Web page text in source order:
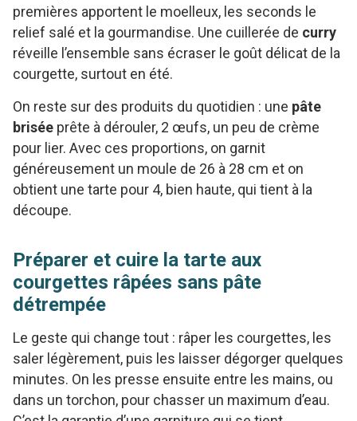
premières apportent le moelleux, les seconds le
relief salé et la gourmandise. Une cuillerée de curry
réveille l’ensemble sans écraser le goût délicat de la
courgette, surtout en été.
On reste sur des produits du quotidien : une pâte
brisée prête à dérouler, 2 œufs, un peu de crème
pour lier. Avec ces proportions, on garnit
généreusement un moule de 26 à 28 cm et on
obtient une tarte pour 4, bien haute, qui tient à la
découpe.
Préparer et cuire la tarte aux
courgettes râpées sans pâte
détrempée
Le geste qui change tout : râper les courgettes, les
saler légèrement, puis les laisser dégorger quelques
minutes. On les presse ensuite entre les mains, ou
dans un torchon, pour chasser un maximum d’eau.